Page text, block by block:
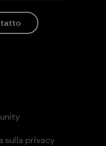
sulla privacy